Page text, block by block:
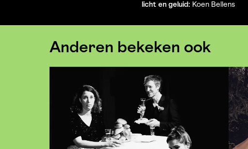
licht en geluid: Koen Bellens
Anderen bekeken ook